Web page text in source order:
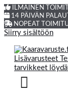
ILMAINEN
14 PÄIVÄN
NOPEAT
Siirry sisältöön